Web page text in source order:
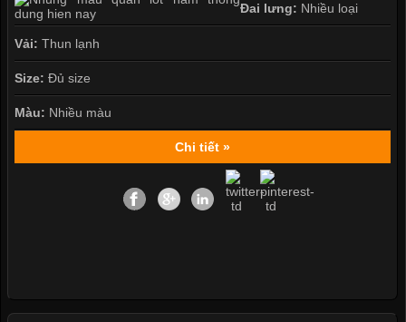
Đai lưng: Nhiều loại
Vải: Thun lạnh
Size: Đủ size
Màu: Nhiều màu
Chi tiết »